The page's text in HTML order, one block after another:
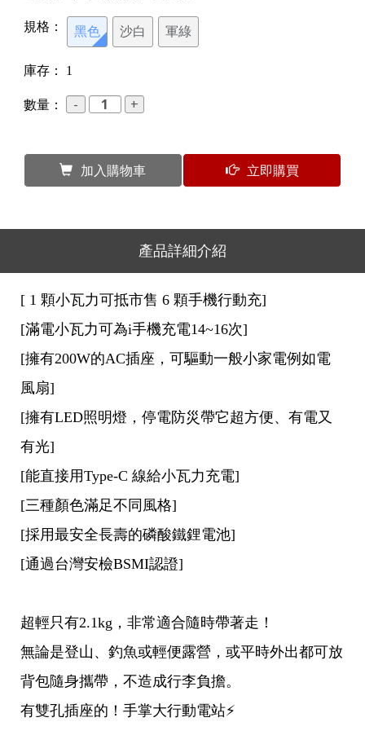
規格： 黑色 沙白 軍綠
庫存： 1
數量：
加入購物車 立即購買
產品詳細介紹
[ 1 顆小瓦力可抵市售 6 顆手機行動充]
[滿電小瓦力可為i手機充電14~16次]
[擁有200W的AC插座，可驅動一般小家電例如電
風扇]
[擁有LED照明燈，停電防災帶它超方便、有電又
有光]
[能直接用Type-C 線給小瓦力充電]
[三種顏色滿足不同風格]
[採用最安全長壽的磷酸鐵鋰電池]
[通過台灣安檢BSMI認證]
超輕只有2.1kg，非常適合隨時帶著走！
無論是登山、釣魚或輕便露營，或平時外出都可放
背包隨身攜帶，不造成行李負擔。
有雙孔插座的！手掌大行動電站⚡️